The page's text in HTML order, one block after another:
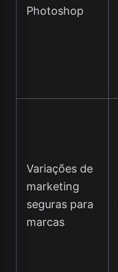
Photoshop
Variações de
marketing
seguras para
marcas